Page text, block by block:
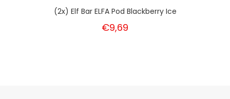
(2x) Elf Bar ELFA Pod Blackberry Ice
€9,69